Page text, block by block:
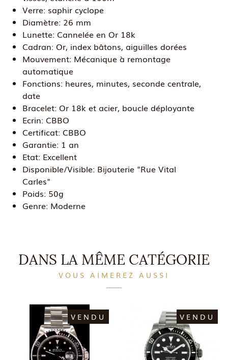
Verre: saphir cyclope
Diamètre: 26 mm
Lunette: Cannelée en Or 18k
Cadran: Or, index bâtons, aiguilles dorées
Mouvement: Mécanique à remontage
automatique
Fonctions: heures, minutes, seconde centrale,
date
Bracelet: Or 18k et acier, boucle déployante
Ecrin: CBBO
Certificat: CBBO
Garantie: 1 an
Etat: Excellent
Disponible/Visible: Bijouterie "Rue Vital
Carles"
Poids: 50g
Genre: Moderne
DANS LA MÊME CATÉGORIE
VOUS AIMEREZ AUSSI
VENDU VENDU